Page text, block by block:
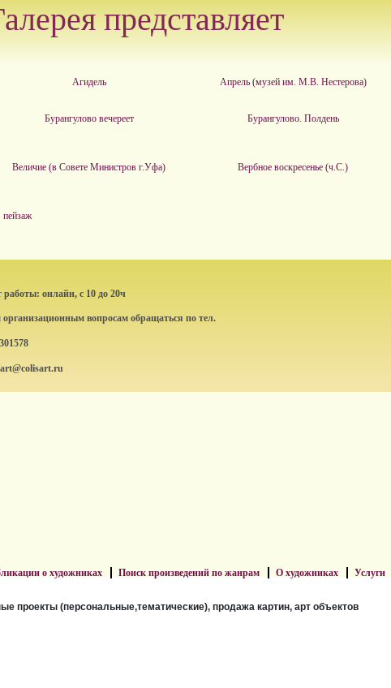
представляет
Агидель Апрель (музей им. М.В. Нестерова)
Бурангулово вечереет Бурангулово. Полдень
Величие (в Совете Министров г.Уфа) Вербное воскресенье (ч.С.)
пейзаж
онлайн, с 10 до 20ч
организационным вопросам обращаться по тел.
о художниках Поиск произведений по жанрам О художниках Услуги
проекты (персональные,тематические), продажа картин, арт объектов